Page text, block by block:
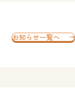
お知らせ一覧へ